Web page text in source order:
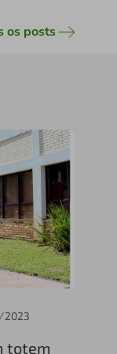
os posts
2023
totem